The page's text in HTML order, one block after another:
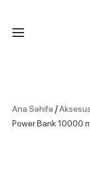
Ana Səhifə /
Power Bank 10000